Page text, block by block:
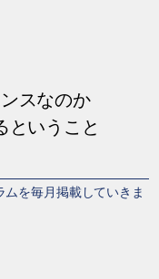
スなのか
いうこと
を毎月掲載していきま